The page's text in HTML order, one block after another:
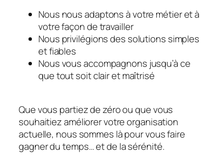
Nous nous adaptons à votre métier et à
votre façon de travailler
Nous privilégions des solutions simples
et fiables
Nous vous accompagnons jusqu’à ce
que tout soit clair et maîtrisé
Que vous partiez de zéro ou que vous
souhaitiez améliorer votre organisation
actuelle, nous sommes là pour vous faire
gagner du temps… et de la sérénité.